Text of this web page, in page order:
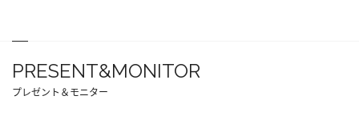
PRESENT&MONITOR
プレゼント＆モニター